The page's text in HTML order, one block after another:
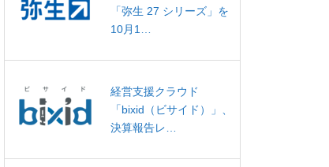
「弥生 27 シリーズ」を
10月1…
経営支援クラウド
「bixid（ビサイド）」、
決算報告レ…